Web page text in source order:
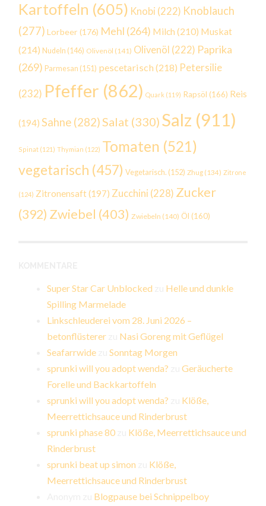
Kartoffeln (605) Knobi (222) Knoblauch
(277) Lorbeer (176) Mehl (264) Milch (210) Muskat
(214) Nudeln (146) Olivenöl (141) Olivenöl (222) Paprika
(269) Parmesan (151) pescetarisch (218) Petersilie
(232) Pfeffer (862) Quark (119) Rapsöl (166) Reis
(194) Sahne (282)Salat (330) Salz (911)
Spinat (121) Thymian (122) Tomaten (521)
vegetarisch (457) Vegetarisch. (152) Zhug (134) Zitrone
(124) Zitronensaft(197) Zucchini (228) Zucker
(392) Zwiebel (403) Zwiebeln (140) Öl (160)
Super Star Car Unblocked
Helle und dunkle
Spilling Marmelade
Linkschleuderei vom 28. Juni 2026 –
betonflüsterer
Nasi Goreng mit Geflügel
Seafarrwide zuSonntag Morgen
sprunki will you adopt wenda? zuGeräucherte
Forelle und Backkartoffeln
sprunki will you adopt wenda?
Klöße,
Meerrettichsauce und Rinderbrust
sprunki phase 80
Klöße, Meerrettichsauce und
Rinderbrust
sprunki beat up simon
Klöße,
Meerrettichsauce und Rinderbrust
Blogpause bei Schnippelboy